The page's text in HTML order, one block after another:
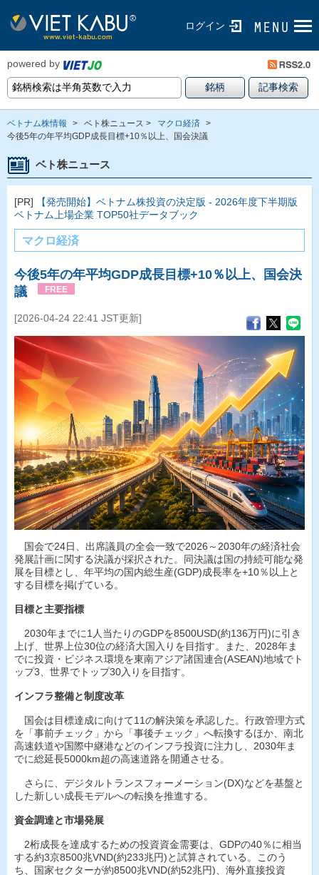
ログイン
powered by
ベトナム株情報 > ベト株ニュース > マクロ経済 >
今後5年の年平均GDP成長目標+10％以上、国会決議
ベト株ニュース
[PR]
【発売開始】ベトナム株投資の決定版 - 2026年度下半期版
ベトナム上場企業 TOP50社データブック
マクロ経済
今後5年の年平均GDP成長目標+10％以上、国会決
議
FREE
[2026-04-24 22:41 JST更新]
国会で24日、出席議員の全会一致で2026～2030年の経済社会
発展計画に関する決議が採択された。同決議は国の持続可能な発
展を目標とし、年平均の国内総生産(GDP)成長率を+10％以上と
する目標を掲げている。
目標と主要指標
2030年までに1人当たりのGDPを8500USD(約136万円)に引き
上げ、世界上位30位の経済大国入りを目指す。また、2028年ま
でに投資・ビジネス環境を東南アジア諸国連合(ASEAN)地域でト
ップ3、世界でトップ30入りを目指す。
インフラ整備と制度改革
国会は目標達成に向けて11の解決策を承認した。行政管理方式
を「事前チェック」から「事後チェック」へ転換するほか、南北
高速鉄道や国際中継港などのインフラ投資に注力し、2030年ま
でに総延長5000km超の高速道路を開通させる。
さらに、デジタルトランスフォーメーション(DX)などを基盤と
した新しい成長モデルへの転換を推進する。
資金調達と市場発展
2桁成長を達成するための投資資金需要は、GDPの40％に相当
する約3京8500兆VND(約233兆円)と試算されている。このう
ち、国家セクターが約8500兆VND(約52兆円)、海外直接投資